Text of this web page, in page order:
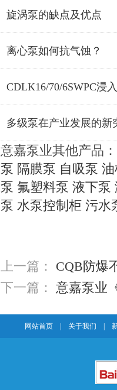
旋涡泵的缺点及优点
离心泵如何抗气蚀？
CDLK16/70/6SWPC浸
多级泵在产业发展的新
意嘉泵业其他产品：
泵 隔膜泵 自吸泵
泵 氟塑料泵 液下泵
泵 水泵控制柜 污水
上一篇： CQB防爆
下一篇： 意嘉泵业
网站首页 关于我们